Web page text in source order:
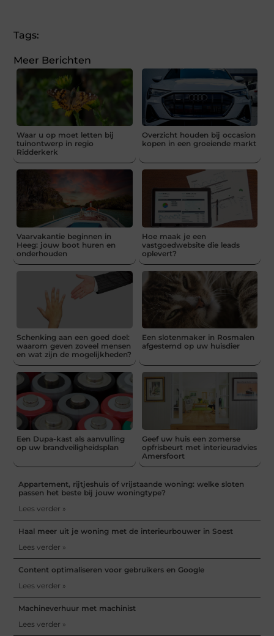
Tags:
Meer Berichten
Waar u op moet letten bij
tuinontwerp in regio
Ridderkerk
Overzicht houden bij occasion
kopen in een groeiende markt
Vaarvakantie beginnen in
Heeg: jouw boot huren en
onderhouden
Hoe maak je een
vastgoedwebsite die leads
oplevert?
Schenking aan een goed doel:
waarom geven zoveel mensen
en wat zijn de mogelijkheden?
Een slotenmaker in Rosmalen
afgestemd op uw huisdier
Een Dupa-kast als aanvulling
op uw brandveiligheidsplan
Geef uw huis een zomerse
opfrisbeurt met interieuradvies
Amersfoort
Appartement, rijtjeshuis of vrijstaande woning: welke sloten
passen het beste bij jouw woningtype?
Lees verder »
Haal meer uit je woning met de interieurbouwer in Soest
Lees verder »
Content optimaliseren voor gebruikers en Google
Lees verder »
Machineverhuur met machinist
Lees verder »